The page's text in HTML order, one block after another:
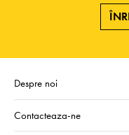
Despre noi
Contacteaza-ne